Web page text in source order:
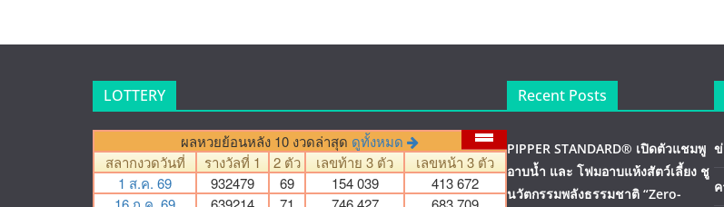
LOTTERY Recent Posts
PIPPER STANDARD® เปิดตัวแชมพู
อาบน้ำ และ โฟมอาบแห้งสัตว์เลี้ยง ชู
นวัตกรรมพลังธรรมชาติ “Zero-